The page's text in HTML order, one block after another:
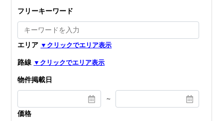
フリーキーワード
エリア
路線
物件掲載日
～
価格